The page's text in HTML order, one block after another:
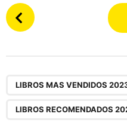
P
o
LIBROS MAS VENDIDOS
LIBROS RECOMENDADOS